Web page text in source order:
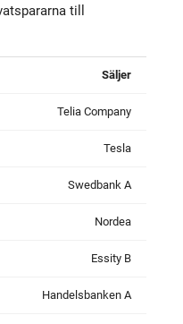
till
Säljer
Telia Company
Tesla
Swedbank A
Nordea
Essity B
Handelsbanken A